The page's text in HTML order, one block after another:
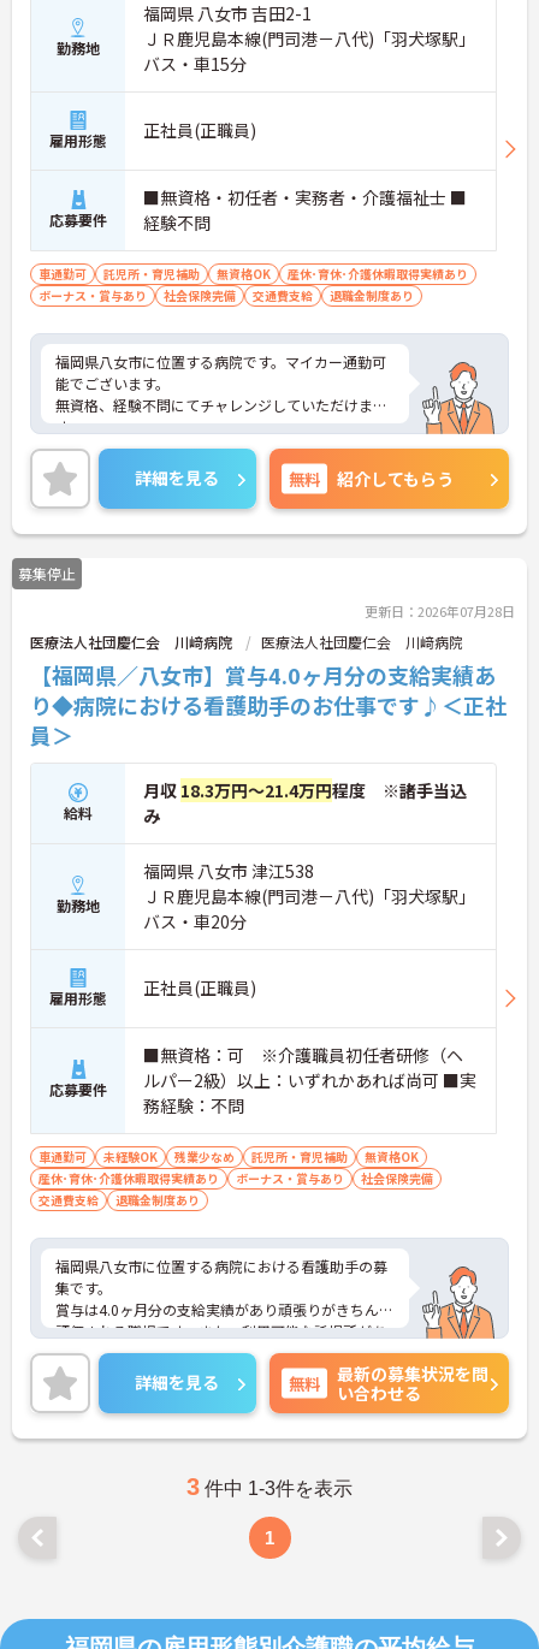
勤務地
福岡県 八女市 吉田2-1
ＪＲ鹿児島本線(門司港－八代)「羽犬塚駅」
バス・車15分
雇用形態 正社員(正職員)
応募要件
■無資格・初任者・実務者・介護福祉士 ■
経験不問
車通勤可 託児所・育児補助 無資格OK
産休･育休･介護休暇取得実績あり
ボーナス・賞与あり
社会保険完備 交通費支給 退職金制度あり
福岡県八女市に位置する病院です。マイカー通勤可
能でございます。
無資格、経験不問にてチャレンジしていただけま
す。
福利厚生が充実しておりますので、安心してご就業
いただけます。
ご興味のある方には、面接対策ポイントなど、さら
に詳細をお話しいたしますのでお気軽にご相談くだ
さい！
詳細を見る 無料 紹介してもらう
募集停止
更新日：2026年07月28日
医療法人社団慶仁会 川﨑病院 医療法人社団慶仁会 川﨑病院
【福岡県／八女市】賞与4.0ヶ月分の支給実績あ
り◆病院における看護助手のお仕事です♪＜正社
員＞
給料
月収 18.3万円～21.4万円程度 ※諸手当込
み
勤務地
福岡県 八女市 津江538
ＪＲ鹿児島本線(門司港－八代)「羽犬塚駅」
バス・車20分
雇用形態 正社員(正職員)
応募要件
■無資格：可 ※介護職員初任者研修（ヘ
ルパー2級）以上：いずれかあれば尚可 ■実
務経験：不問
車通勤可 未経験OK 残業少なめ 託児所・育児補助
無資格OK
産休･育休･介護休暇取得実績あり
ボーナス・賞与あり
社会保険完備
交通費支給
退職金制度あり
福岡県八女市に位置する病院における看護助手の募
集です。
賞与は4.0ヶ月分の支給実績があり頑張りがきちんと
評価される職場です。また、利用可能な託児所があ
り、子育て世代の方も安心してご勤務いただけま
す。
ご興味のある方には、面接対策ポイントなど、さら
に詳細をお話しいたしますのでお気軽にご相談くだ
さい！
詳細を見る 無料
最新の募集状況を問
い合わせる
3 件中 1-3件を表示
1